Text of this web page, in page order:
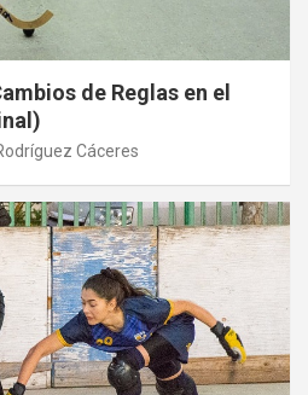
de Reglas en el
Cáceres